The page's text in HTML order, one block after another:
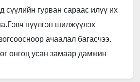
сүүлийн гурван сараас илүү их
нүүлгэн шилжүүлэх
ачаалал багасчээ.
онгоц усан замаар дамжин